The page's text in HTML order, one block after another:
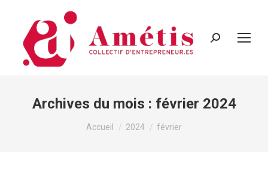
Recherche
Archives du mois : février 2024
Vous êtes ici :
Accueil 2024 février